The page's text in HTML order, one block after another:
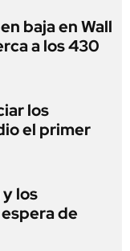
baja en Wall
a los 430
los
el primer
los
de